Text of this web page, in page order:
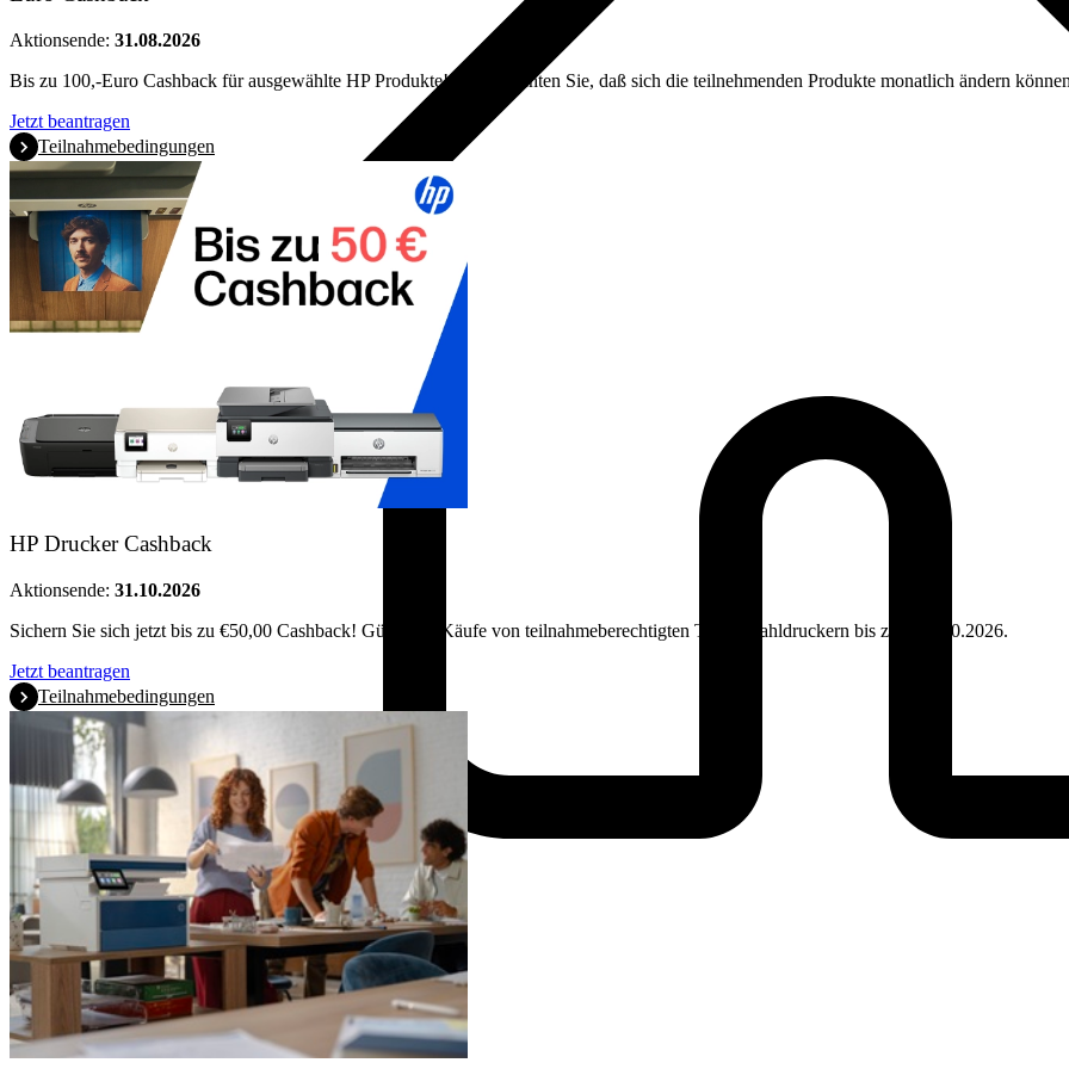
Produkte
Aktionsende: 31.08.2026
Bis zu 100,-Euro Cashback für ausgewählte HP Produkte! Bitte beachten Sie, daß sich die teilnehmenden Produkte monatlich ändern
Jetzt beantragen
Teilnahmebedingungen
HP Drucker Cashback
Aktionsende: 31.10.2026
Sichern Sie sich jetzt bis zu €50,00 Cashback! Gültig für Käufe von teilnahmeberechtigten Tintenstrahldruckern bis zum 31.10.2026.
Jetzt beantragen
Teilnahmebedingungen